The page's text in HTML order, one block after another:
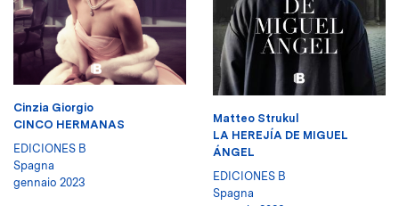
Cinzia Giorgio
CINCO HERMANAS
EDICIONES B
Spagna
gennaio 2023
Matteo Strukul
LA HEREJÍA DE MIGUEL
ÁNGEL
EDICIONES B
Spagna